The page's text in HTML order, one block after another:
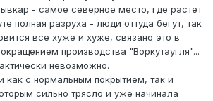
- самое северное место, где растет
полная разруха - люди оттуда бегут, так
все хуже и хуже, связано это в
производства "Воркутаугля"...
невозможно.
как с нормальным покрытием, так и
сильно трясло и уже начинала